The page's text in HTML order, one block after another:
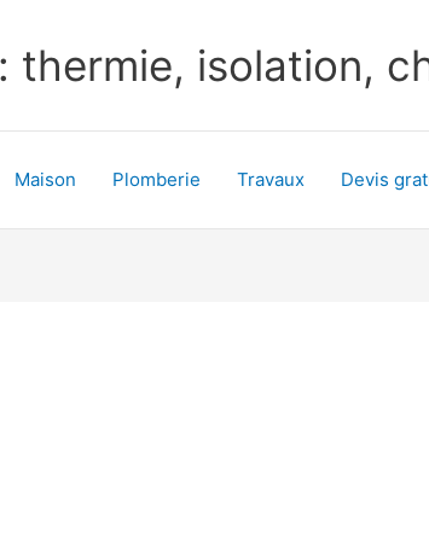
thermie, isolation,
Maison Plomberie Travaux Devis